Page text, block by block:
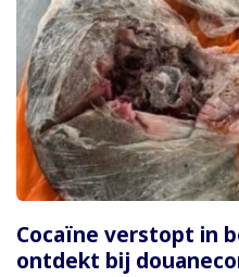
Cocaïne verstopt in
ontdekt bij